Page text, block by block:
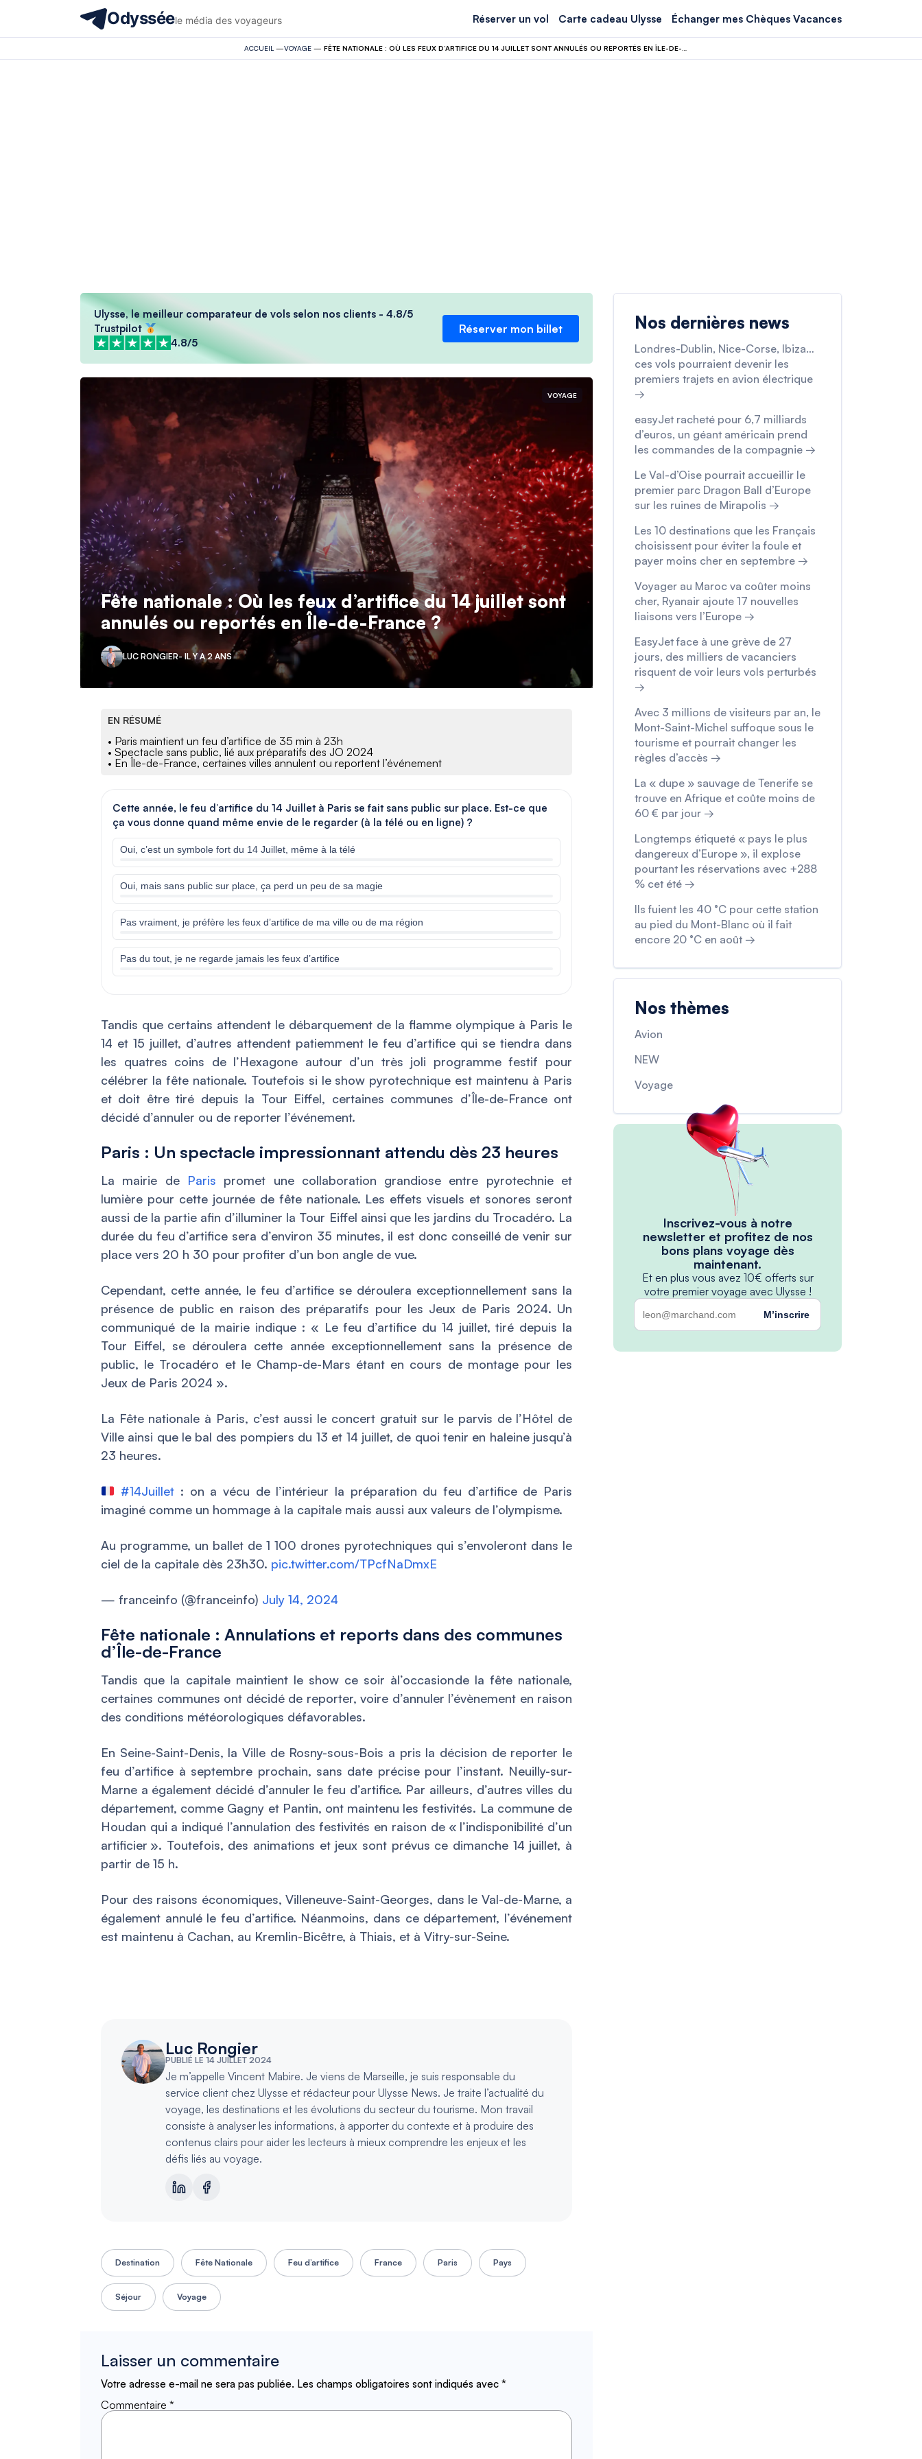
Odysséele média des voyageurs Réserver un vol Carte cadeau Ulysse Échanger mes Chèques Vacances
ACCUEIL —VOYAGE—
Ulysse, le meilleur comparateur de vols selon nos clients - 4.8/5
Trustpilot
4.8/5
Réserver mon billet
VOYAGE
Fête nationale : Où les feux d’artifice du 14 juillet sont
annulés ou reportés en Île-de-France ?
LUC RONGIER- IL Y A 2 ANS
EN RÉSUMÉ
• Paris maintient un feu d’artifice de 35 min à 23h
• Spectacle sans public, lié aux préparatifs des JO 2024
• En Île-de-France, certaines villes annulent ou reportent l’événement
Cette année, le feu d’artifice du 14 Juillet à Paris se fait sans public sur place. Est-ce que
ça vous donne quand même envie de le regarder (à la télé ou en ligne) ?
Oui, c’est un symbole fort du 14 Juillet, même à la télé
Oui, mais sans public sur place, ça perd un peu de sa magie
Pas vraiment, je préfère les feux d’artifice de ma ville ou de ma région
Pas du tout, je ne regarde jamais les feux d’artifice
Tandis que certains attendent le débarquement de la flamme olympique à Paris le
14 et 15 juillet, d’autres attendent patiemment le feu d’artifice qui se tiendra dans
les quatres coins de l’Hexagone autour d’un très joli programme festif pour
célébrer la fête nationale. Toutefois si le show pyrotechnique est maintenu à Paris
et doit être tiré depuis la Tour Eiffel, certaines communes d’Île-de-France ont
décidé d’annuler ou de reporter l’événement.
Paris : Un spectacle impressionnant attendu dès 23 heures
La mairie de Paris promet une collaboration grandiose entre pyrotechnie et
lumière pour cette journée de fête nationale. Les effets visuels et sonores seront
aussi de la partie afin d’illuminer la Tour Eiffel ainsi que les jardins du Trocadéro. La
durée du feu d’artifice sera d’environ 35 minutes, il est donc conseillé de venir sur
place vers 20 h 30 pour profiter d’un bon angle de vue.
Cependant, cette année, le feu d’artifice se déroulera exceptionnellement sans la
présence de public en raison des préparatifs pour les Jeux de Paris 2024. Un
communiqué de la mairie indique : « Le feu d’artifice du 14 juillet, tiré depuis la
Tour Eiffel, se déroulera cette année exceptionnellement sans la présence de
public, le Trocadéro et le Champ-de-Mars étant en cours de montage pour les
Jeux de Paris 2024 ».
La Fête nationale à Paris, c’est aussi le concert gratuit sur le parvis de l’Hôtel de
Ville ainsi que le bal des pompiers du 13 et 14 juillet, de quoi tenir en haleine jusqu’à
23 heures.
#14Juillet : on a vécu de l’intérieur la préparation du feu d’artifice de Paris
imaginé comme un hommage à la capitale mais aussi aux valeurs de l’olympisme.
Au programme, un ballet de 1 100 drones pyrotechniques qui s’envoleront dans le
ciel de la capitale dès 23h30. pic.twitter.com/TPcfNaDmxE
— franceinfo (@franceinfo) July 14, 2024
Fête nationale : Annulations et reports dans des communes
d’Île-de-France
Tandis que la capitale maintient le show ce soir àl’occasionde la fête nationale,
certaines communes ont décidé de reporter, voire d’annuler l’évènement en raison
des conditions météorologiques défavorables.
En Seine-Saint-Denis, la Ville de Rosny-sous-Bois a pris la décision de reporter le
feu d’artifice à septembre prochain, sans date précise pour l’instant. Neuilly-sur-
Marne a également décidé d’annuler le feu d’artifice. Par ailleurs, d’autres villes du
département, comme Gagny et Pantin, ont maintenu les festivités. La commune de
Houdan qui a indiqué l’annulation des festivités en raison de « l’indisponibilité d’un
artificier ». Toutefois, des animations et jeux sont prévus ce dimanche 14 juillet, à
partir de 15 h.
Pour des raisons économiques, Villeneuve-Saint-Georges, dans le Val-de-Marne, a
également annulé le feu d’artifice. Néanmoins, dans ce département, l’événement
est maintenu à Cachan, au Kremlin-Bicêtre, à Thiais, et à Vitry-sur-Seine.
Luc Rongier
PUBLIÉ LE 14 JUILLET 2024
Je m’appelle Vincent Mabire. Je viens de Marseille, je suis responsable du
service client chez Ulysse et rédacteur pour Ulysse News. Je traite l’actualité du
voyage, les destinations et les évolutions du secteur du tourisme. Mon travail
consiste à analyser les informations, à apporter du contexte et à produire des
contenus clairs pour aider les lecteurs à mieux comprendre les enjeux et les
défis liés au voyage.
Destination Fête Nationale Feu d’artifice France Paris Pays
Séjour Voyage
Laisser un commentaire
Votre adresse e-mail ne sera pas publiée. Les champs obligatoires sont indiqués avec *
Commentaire *
Nos dernières news
Londres-Dublin, Nice-Corse, Ibiza…
ces vols pourraient devenir les
premiers trajets en avion électrique
→
easyJet racheté pour 6,7 milliards
d’euros, un géant américain prend
les commandes de la compagnie →
Le Val-d’Oise pourrait accueillir le
premier parc Dragon Ball d’Europe
sur les ruines de Mirapolis →
Les 10 destinations que les Français
choisissent pour éviter la foule et
payer moins cher en septembre →
Voyager au Maroc va coûter moins
cher, Ryanair ajoute 17 nouvelles
liaisons vers l’Europe →
EasyJet face à une grève de 27
jours, des milliers de vacanciers
risquent de voir leurs vols perturbés
→
Avec 3 millions de visiteurs par an, le
Mont-Saint-Michel suffoque sous le
tourisme et pourrait changer les
règles d’accès →
La « dupe » sauvage de Tenerife se
trouve en Afrique et coûte moins de
60 € par jour →
Longtemps étiqueté « pays le plus
dangereux d’Europe », il explose
pourtant les réservations avec +288
% cet été →
Ils fuient les 40 °C pour cette station
au pied du Mont-Blanc où il fait
encore 20 °C en août →
Nos thèmes
Avion
NEW
Voyage
Inscrivez-vous à notre
newsletter et profitez de nos
bons plans voyage dès
maintenant.
Et en plus vous avez 10€ offerts sur
votre premier voyage avec Ulysse !
M’inscrire